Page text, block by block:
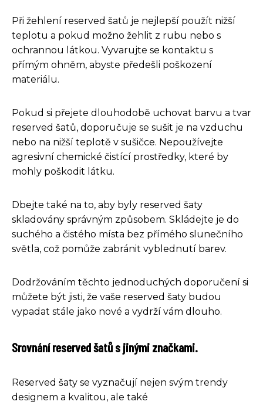
Při žehlení reserved šatů je nejlepší použít nižší
teplotu a pokud možno žehlit z rubu nebo s
ochrannou látkou. Vyvarujte se kontaktu s
přímým ohněm, abyste předešli poškození
materiálu.
Pokud si přejete dlouhodobě uchovat barvu a tvar
reserved šatů, doporučuje se sušit je na vzduchu
nebo na nižší teplotě v sušičce. Nepoužívejte
agresivní chemické čistící prostředky, které by
mohly poškodit látku.
Dbejte také na to, aby byly reserved šaty
skladovány správným způsobem. Skládejte je do
suchého a čistého místa bez přímého slunečního
světla, což pomůže zabránit vyblednutí barev.
Dodržováním těchto jednoduchých doporučení si
můžete být jisti, že vaše reserved šaty budou
vypadat stále jako nové a vydrží vám dlouho.
Srovnání reserved šatů s jinými značkami.
Reserved šaty se vyznačují nejen svým trendy
designem a kvalitou, ale také